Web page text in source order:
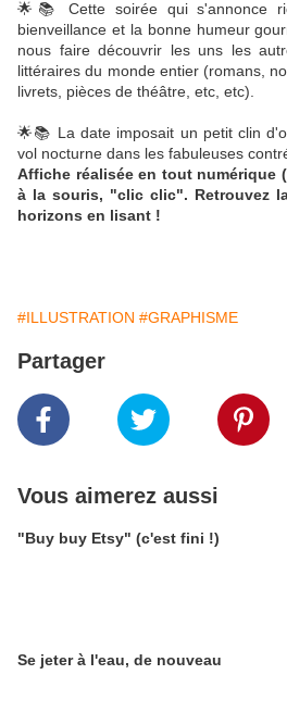
🌟📚 Cette soirée qui s'annonce
bienveillance et la bonne humeur
nous faire découvrir les uns les
littéraires du monde entier (romans,
livrets, pièces de théâtre, etc, etc).
🌟📚 La date imposait un petit clin
vol nocturne dans les fabuleuses
Affiche réalisée en tout numérique
à la souris, "clic clic". Retrouvez
horizons en lisant !
#ILLUSTRATION #GRAPHISME
Partager
Vous aimerez aussi
"Buy buy Etsy" (c'est fini !)
Se jeter à l'eau, de nouveau